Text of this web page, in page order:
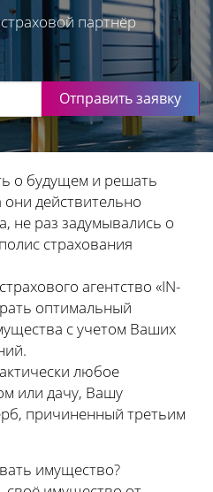
партнёр
Отправить заявку
о будущем и решать
действительно
не раз задумывались о
страхования
агентство «IN-
оптимальный
с учетом Ваших
любое
или дачу, Вашу
причиненный третьим
имущество?